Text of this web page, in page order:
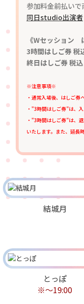
参加料金前払い
同日studio出演者
《Wセッション
3時間はしご券 税
終日はしご券 税
※注意事項※
・通常入場後、はしご券
・"3時間はしご券"は、
・"3時間はしご券"は、
いたします。また、延長
結城月
とっぽ
※～19:00